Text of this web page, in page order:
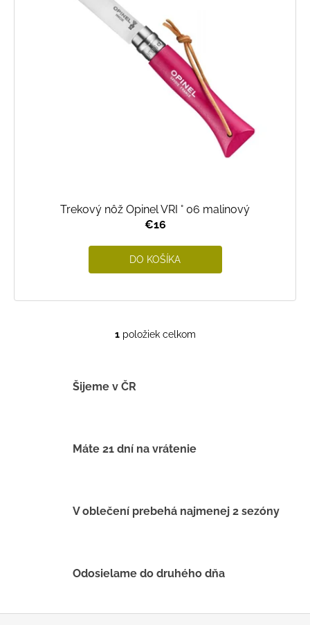
Trekový nôž Opinel VRI ° 06 malinový
€16
DO KOŠÍKA
O
i
v
ý
s
1položiek celkom
Šijeme v ČR
Máte 21 dní na vrátenie
V oblečení prebehá najmenej 2 sezóny
Odosielame do druhého dňa